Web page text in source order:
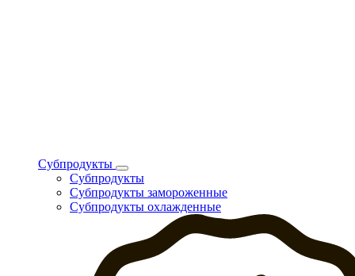
Субпродукты
Субпродукты
Субпродукты замороженные
Субпродукты охлажденные